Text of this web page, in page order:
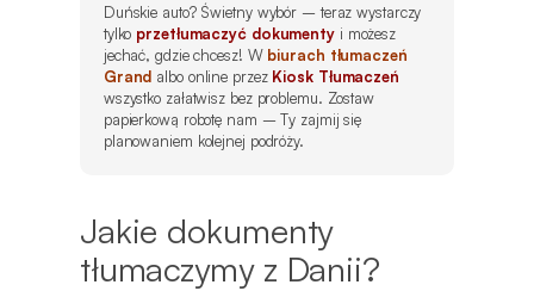
Duńskie auto? Świetny wybór – teraz wystarczy
tylko przetłumaczyć dokumentyi możesz
jechać, gdzie chcesz! W biurach tłumaczeń
Grand albo online przez Kiosk Tłumaczeń
wszystko załatwisz bez problemu. Zostaw
papierkową robotę nam – Ty zajmij się
planowaniem kolejnej podróży.
Jakie dokumenty
tłumaczymy z Danii?